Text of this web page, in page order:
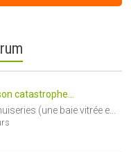
catastrophe...
(une baie vitrée e...